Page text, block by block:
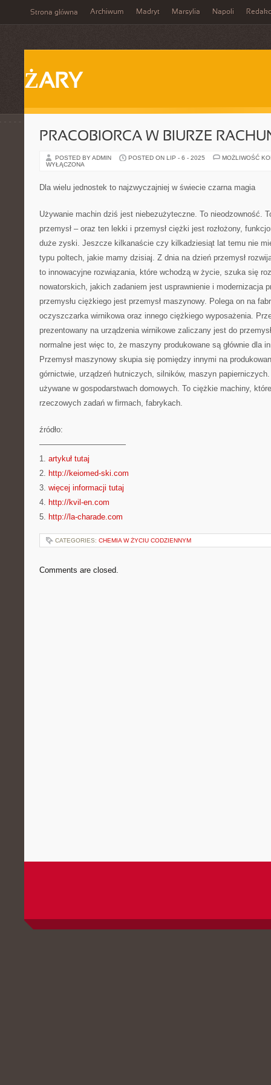
Strona główna Archiwum Madryt Marsylia Napoli
ŻARY
PRACOBIORCA W BIURZE
POSTED BY ADMIN POSTED ON LIP - 6 - 2025
MOŻLIWOŚĆ
WYŁĄCZONA
Dla wielu jednostek to najzwyczajniej w świecie czarna magia
Używanie machin dziś jest niebezużyteczne. To nieodzowność.
przemysł – oraz ten lekki i przemysł ciężki jest rozłożony,
duże zyski. Jeszcze kilkanaście czy kilkadziesiąt lat temu nie
typu poltech, jakie mamy dzisiaj. Z dnia na dzień przemysł
to innowacyjne rozwiązania, które wchodzą w życie, szuka się
nowatorskich, jakich zadaniem jest usprawnienie i modernizacja
przemysłu ciężkiego jest przemysł maszynowy. Polega on na
oczyszczarka wirnikowa oraz innego ciężkiego wyposażenia.
prezentowany na urządzenia wirnikowe zaliczany jest do
normalne jest więc to, że maszyny produkowane są głównie dla
Przemysł maszynowy skupia się pomiędzy innymi na
górnictwie, urządzeń hutniczych, silników, maszyn
używane w gospodarstwach domowych. To ciężkie machiny,
rzeczowych zadań w firmach, fabrykach.
źródło:
———————————
1. artykuł tutaj
2. http://keiomed-ski.com
3. więcej informacji tutaj
4. http://kvil-en.com
5. http://la-charade.com
CATEGORIES: CHEMIA W ŻYCIU CODZIENNYM
Comments are closed.